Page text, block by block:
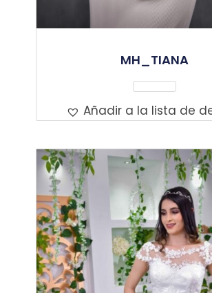
MH_TIANA
Leer Más
Añadir a la lista de